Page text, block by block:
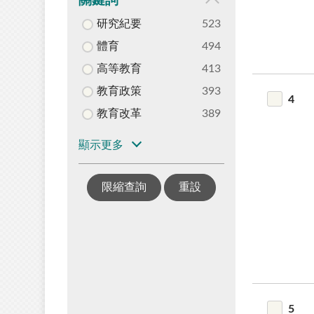
研究紀要
523
體育
494
高等教育
413
教育政策
393
教育改革
389
顯示更多
限縮查詢 重設
4
5